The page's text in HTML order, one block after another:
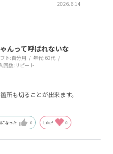
2026.6.14
んって呼ばれないな
ト:自分用 年代:60代
回数: リピート
所も切ることが出来ます。
になった 0 Like! 0